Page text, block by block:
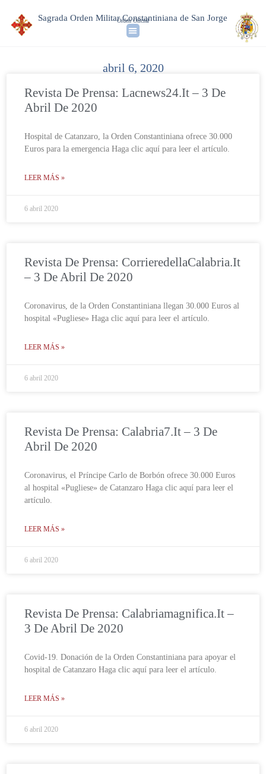
Sagrada Orden Militar Constantiniana de San Jorge
Orden Oficial
abril 6, 2020
Revista De Prensa: Lacnews24.it – 3 De
Abril De 2020
Hospital de Catanzaro, la Orden Constantiniana ofrece 30.000
Euros para la emergencia Haga clic aquí para leer el artículo.
LEER MÁS »
6 abril 2020
Revista De Prensa: CorrieredellaCalabria.it
– 3 De Abril De 2020
Coronavirus, de la Orden Constantiniana llegan 30.000 Euros al
hospital «Pugliese» Haga clic aquí para leer el artículo.
LEER MÁS »
6 abril 2020
Revista De Prensa: Calabria7.it – 3 De
Abril De 2020
Coronavirus, el Príncipe Carlo de Borbón ofrece 30.000 Euros
al hospital «Pugliese» de Catanzaro Haga clic aquí para leer el
artículo.
LEER MÁS »
6 abril 2020
Revista De Prensa: Calabriamagnifica.it –
3 De Abril De 2020
Covid-19. Donación de la Orden Constantiniana para apoyar el
hospital de Catanzaro Haga clic aquí para leer el artículo.
LEER MÁS »
6 abril 2020